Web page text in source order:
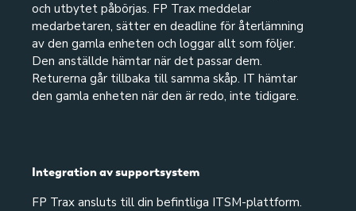
och utbytet påbörjas. FP Trax meddelar
medarbetaren, sätter en deadline för återlämning
av den gamla enheten och loggar allt som följer.
Den anställde hämtar när det passar dem.
Returerna går tillbaka till samma skåp. IT hämtar
den gamla enheten när den är redo, inte tidigare.
Integration av supportsystem
FP Trax ansluts till din befintliga ITSM-plattform.